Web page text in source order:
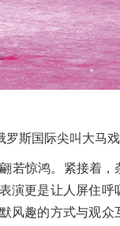
国际尖叫大马戏
惊鸿。紧接着，
演更是让人屏住呼
风趣的方式与观